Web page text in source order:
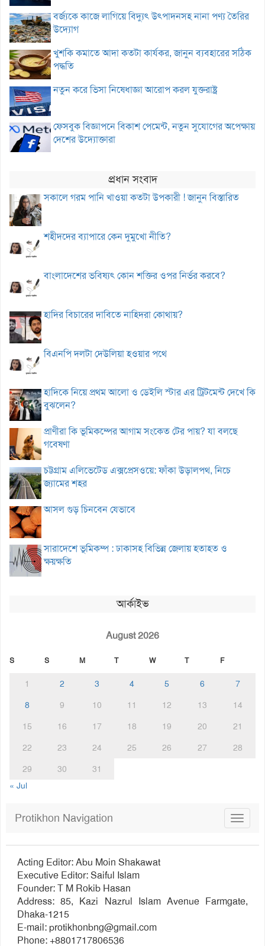
বর্জ্যকে কাজে লাগিয়ে বিদ্যুৎ উৎপাদনসহ নানা পণ্য তৈরির
উদ্যোগ
খুশকি কমাতে আদা কতটা কার্যকর, জানুন ব্যবহারের সঠিক
পদ্ধতি
নতুন করে ভিসা নিষেধাজ্ঞা আরোপ করল যুক্তরাষ্ট্র
ফেসবুক বিজ্ঞাপনে বিকাশ পেমেন্ট, নতুন সুযোগের অপেক্ষায়
দেশের উদ্যোক্তারা
প্রধান সংবাদ
সকালে গরম পানি খাওয়া কতটা উপকারী ! জানুন বিস্তারিত
শহীদদের ব্যাপারে কেন দুমুখো নীতি?
বাংলাদেশের ভবিষ্যৎ কোন শক্তির ওপর নির্ভর করবে?
হাদির বিচারের দাবিতে নাহিদরা কোথায়?
বিএনপি দলটা দেউলিয়া হওয়ার পথে
হাদিকে নিয়ে প্রথম আলো ও ডেইলি স্টার এর ট্রিটমেন্ট দেখে কি
বুঝলেন?
প্রাণীরা কি ভূমিকম্পের আগাম সংকেত টের পায়? যা বলছে
গবেষণা
চট্টগ্রাম এলিভেটেড এক্সপ্রেসওয়ে: ফাঁকা উড়ালপথ, নিচে
জ্যামের শহর
আসল গুড় চিনবেন যেভাবে
সারাদেশে ভূমিকম্প : ঢাকাসহ বিভিন্ন জেলায় হতাহত ও
ক্ষয়ক্ষতি
আর্কাইভ
August 2026
S S M T W T F
1 2 3 4 5 6
7
8
9 10 11 12 13
14
15
16 17 18 19 20
21
22
23 24 25 26 27
28
29
30
31
« Jul
Toggle
Protikhon Navigation
Acting Editor: Abu Moin Shakawat
Executive Editor: Saiful Islam
Founder: T M Rokib Hasan
Address: 85, Kazi Nazrul Islam Avenue Farmgate,
Dhaka-1215
E-mail:protikhonbng@gmail.com
Phone: +8801717806536